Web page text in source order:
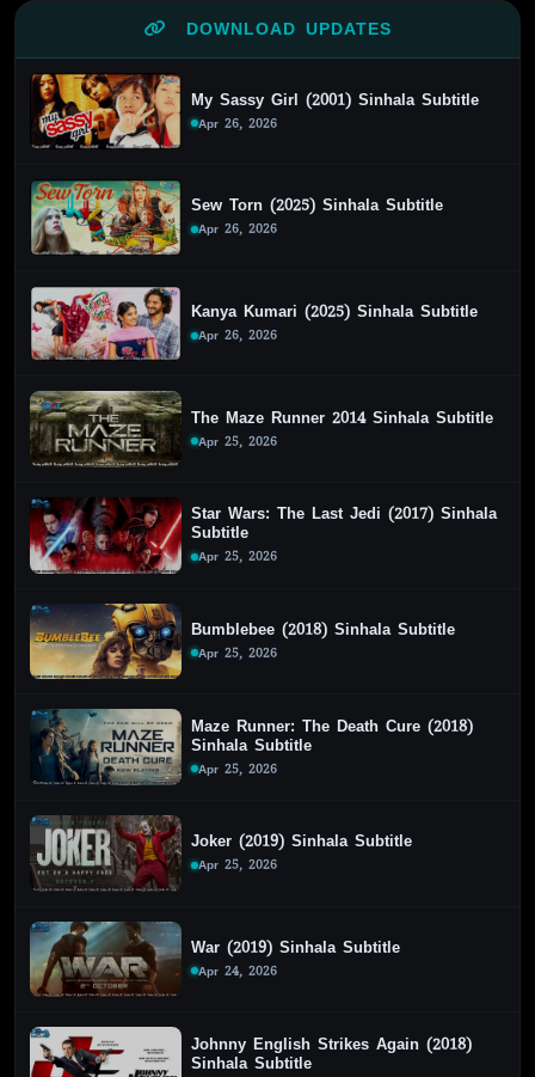
DOWNLOAD UPDATES
My Sassy Girl (2001) Sinhala Subtitle
Apr 26, 2026
Sew Torn (2025) Sinhala Subtitle
Apr 26, 2026
Kanya Kumari (2025) Sinhala Subtitle
Apr 26, 2026
The Maze Runner 2014 Sinhala Subtitle
Apr 25, 2026
Star Wars: The Last Jedi (2017) Sinhala
Subtitle
Apr 25, 2026
Bumblebee (2018) Sinhala Subtitle
Apr 25, 2026
Maze Runner: The Death Cure (2018)
Sinhala Subtitle
Apr 25, 2026
Joker (2019) Sinhala Subtitle
Apr 25, 2026
War (2019) Sinhala Subtitle
Apr 24, 2026
Johnny English Strikes Again (2018)
Sinhala Subtitle